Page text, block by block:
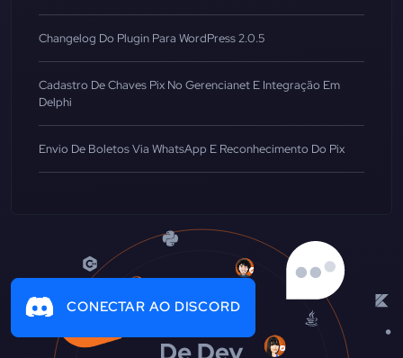
Changelog Do Plugin Para WordPress 2.0.5
Cadastro De Chaves Pix No Gerencianet E Integração Em
Delphi
Envio De Boletos Via WhatsApp E Reconhecimento Do Pix
CONECTAR AO DISCORD